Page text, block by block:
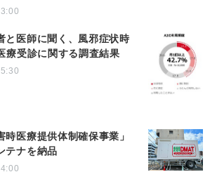
と医師に聞く、風邪症状時
療受診に関する調査結果
時医療提供体制確保事業」
テナを納品